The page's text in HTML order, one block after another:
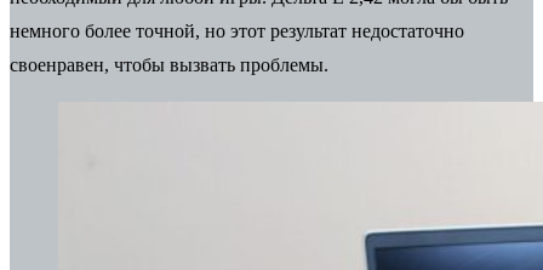
немного более точной, но этот результат недостаточно
своенравен, чтобы вызвать проблемы.